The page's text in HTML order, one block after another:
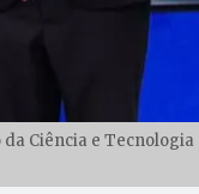
Ciência e Tecnologia